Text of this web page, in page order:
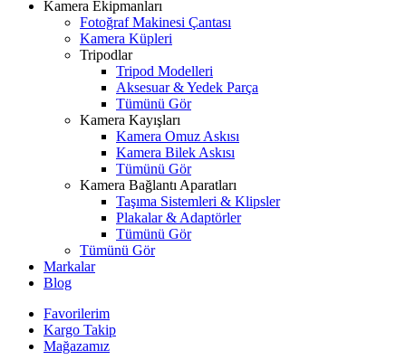
Kamera Ekipmanları
Fotoğraf Makinesi Çantası
Kamera Küpleri
Tripodlar
Tripod Modelleri
Aksesuar & Yedek Parça
Tümünü Gör
Kamera Kayışları
Kamera Omuz Askısı
Kamera Bilek Askısı
Tümünü Gör
Kamera Bağlantı Aparatları
Taşıma Sistemleri & Klipsler
Plakalar & Adaptörler
Tümünü Gör
Tümünü Gör
Markalar
Blog
Favorilerim
Kargo Takip
Mağazamız